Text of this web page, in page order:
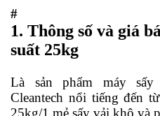
#
1. Thông số và giá
suất 25kg
Là sản phẩm máy
Cleantech nổi tiếng đến
25kg/1 mẻ sấy vải khô và